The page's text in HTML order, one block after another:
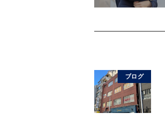
ブログ